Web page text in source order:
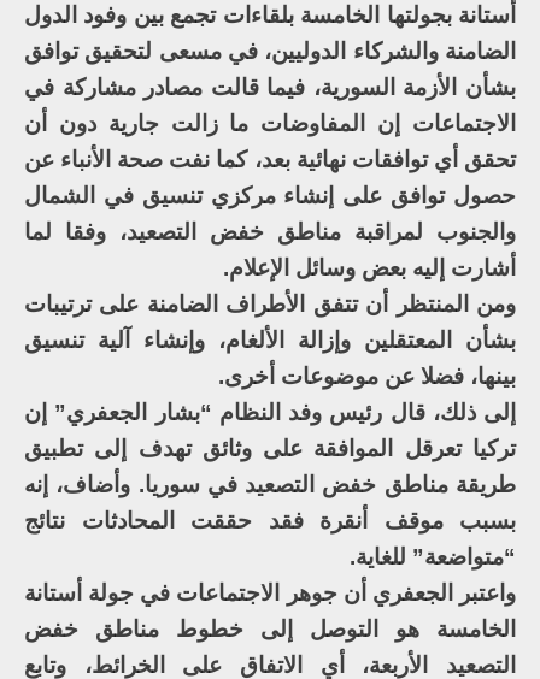
أستانة بجولتها الخامسة بلقاءات تجمع بين وفود الدول
الضامنة والشركاء الدوليين، في مسعى لتحقيق توافق
بشأن الأزمة السورية، فيما قالت مصادر مشاركة في
الاجتماعات إن المفاوضات ما زالت جارية دون أن
تحقق أي توافقات نهائية بعد، كما نفت صحة الأنباء عن
حصول توافق على إنشاء مركزي تنسيق في الشمال
والجنوب لمراقبة مناطق خفض التصعيد، وفقا لما
أشارت إليه بعض وسائل الإعلام.
ومن المنتظر أن تتفق الأطراف الضامنة على ترتيبات
بشأن المعتقلين وإزالة الألغام، وإنشاء آلية تنسيق
بينها، فضلا عن موضوعات أخرى.
إلى ذلك، قال رئيس وفد النظام “بشار الجعفري” إن
تركيا تعرقل الموافقة على وثائق تهدف إلى تطبيق
طريقة مناطق خفض التصعيد في سوريا. وأضاف، إنه
بسبب موقف أنقرة فقد حققت المحادثات نتائج
“متواضعة” للغاية.
واعتبر الجعفري أن جوهر الاجتماعات في جولة أستانة
الخامسة هو التوصل إلى خطوط مناطق خفض
التصعيد الأربعة، أي الاتفاق على الخرائط، وتابع